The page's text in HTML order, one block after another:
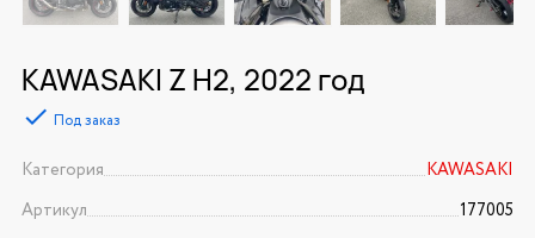
KAWASAKI Z H2, 2022 год
Под заказ
Категория
KAWASAKI
Артикул
177005